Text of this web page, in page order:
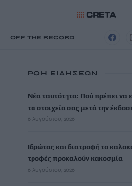
OFF THE RECORD
ΡΟΗ ΕΙΔΗΣΕΩΝ
Νέα ταυτότητα: Πού πρέπει να
τα στοιχεία σας μετά την
6 Αυγούστου, 2026
Ιδρώτας και διατροφή το
τροφές προκαλούν κακοσμία
6 Αυγούστου, 2026